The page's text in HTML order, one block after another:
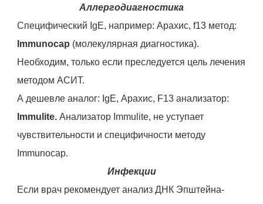
Аллергодиагностика
Специфический IgE, например: Арахис, f13 метод:
Immunocap (молекулярная диагностика).
Необходим, только если преследуется цель лечения
методом АСИТ.
А дешевле аналог: IgE, Арахис, F13 анализатор:
Immulite. Анализатор Immulite, не уступает
чувствительности и специфичности методу
Immunocap.
Инфекции
Если врач рекомендует анализ ДНК Эпштейна-